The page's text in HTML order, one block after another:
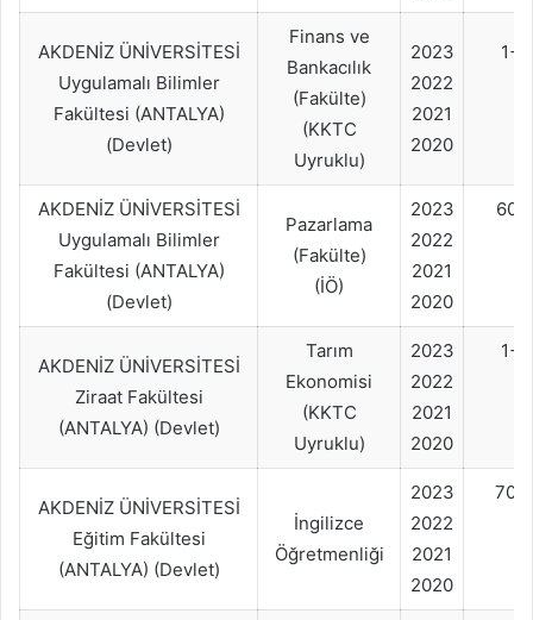
AKDENİZ ÜNİVERSİTESİ
Uygulamalı Bilimler
Fakültesi (ANTALYA)
(Devlet)
Finans ve
Bankacılık
(Fakülte)
(KKTC
Uyruklu)
2023
2022
2021
2020
AKDENİZ ÜNİVERSİTESİ
Uygulamalı Bilimler
Fakültesi (ANTALYA)
(Devlet)
Pazarlama
(Fakülte)
(İÖ)
2023
2022
2021
2020
AKDENİZ ÜNİVERSİTESİ
Ziraat Fakültesi
(ANTALYA) (Devlet)
Tarım
Ekonomisi
(KKTC
Uyruklu)
2023
2022
2021
2020
AKDENİZ ÜNİVERSİTESİ
Eğitim Fakültesi
(ANTALYA) (Devlet)
İngilizce
Öğretmenliği
2023
2022
2021
2020